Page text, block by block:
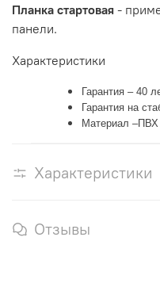
Планка стартовая -
панели.
Характеристики
Гарантия – 40
Гарантия на
Материал –ПВХ
Характеристики
Отзывы